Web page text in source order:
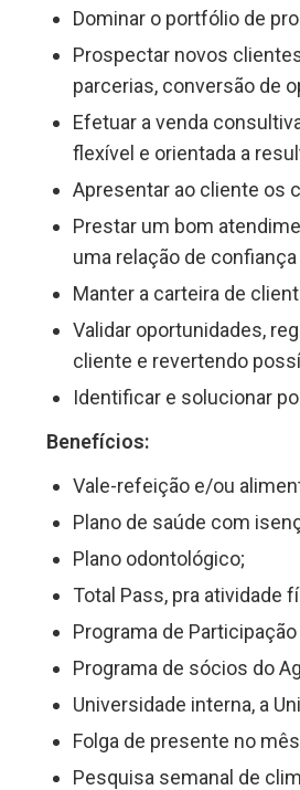
Dominar o portfólio de
Prospectar novos
parcerias, conversão de
Efetuar a venda
flexível e orientada a
Apresentar ao cliente os
Prestar um bom
uma relação de
Manter a carteira de
Validar oportunidades,
cliente e revertendo
Identificar e solucionar
Benefícios:
Vale-refeição e/ou
Plano de saúde com
Plano odontológico;
Total Pass, pra atividade
Programa de
Programa de sócios do
Universidade interna, a
Folga de presente no
Pesquisa semanal de